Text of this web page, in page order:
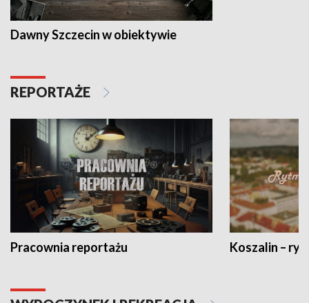
Dawny Szczecin w obiektywie
REPORTAŻE
Pracownia reportażu Koszalin –